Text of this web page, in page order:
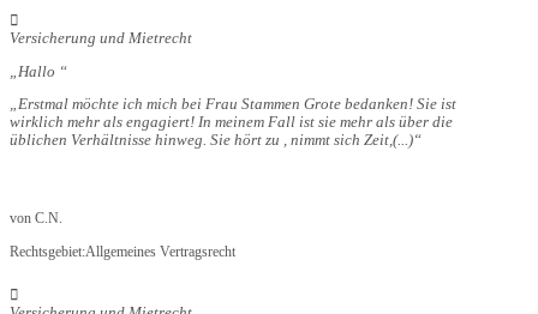
Versicherung und Mietrecht
Hallo
Erstmal möchte ich mich bei Frau Stammen Grote bedanken! Sie ist
wirklich mehr als engagiert! In meinem Fall ist sie mehr als über die
üblichen Verhältnisse hinweg. Sie hört zu , nimmt sich Zeit,(...)
von C.N.
Rechtsgebiet:Allgemeines Vertragsrecht